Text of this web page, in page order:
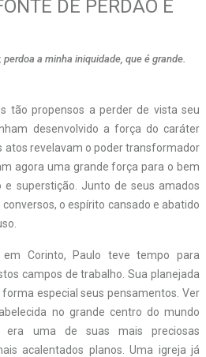
DE PERDÃO E
a minha iniquidade, que é grande.
tão propensos a perder de vista seu
desenvolvido a força do caráter
atos revelavam o poder transformador
agora uma grande força para o bem
e superstição. Junto de seus amados
o espírito cansado e abatido
em Corinto, Paulo teve tempo para
campos de trabalho. Sua planejada
especial seus pensamentos. Ver
no grande centro do mundo
era uma de suas mais preciosas
acalentados planos. Uma igreja já